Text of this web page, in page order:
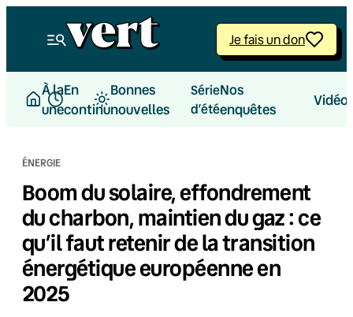
Je fais un don
À la
une
En
continu
Bonnes
nouvelles
Série
d’été
Nos
enquêtes
ÉNERGIE
Boom du solaire, effondrement
du charbon, maintien du gaz : ce
qu’il faut retenir de la transition
énergétique européenne en
2025